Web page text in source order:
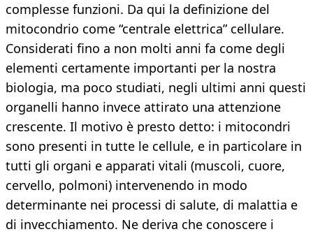
complesse funzioni. Da qui la definizione del
mitocondrio come “centrale elettrica” cellulare.
Considerati fino a non molti anni fa come degli
elementi certamente importanti per la nostra
biologia, ma poco studiati, negli ultimi anni questi
organelli hanno invece attirato una attenzione
crescente. Il motivo è presto detto: i mitocondri
sono presenti in tutte le cellule, e in particolare in
tutti gli organi e apparati vitali (muscoli, cuore,
cervello, polmoni) intervenendo in modo
determinante nei processi di salute, di malattia e
di invecchiamento. Ne deriva che conoscere i